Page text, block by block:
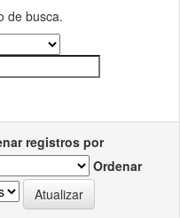
de busca.
registros por
Ordenar